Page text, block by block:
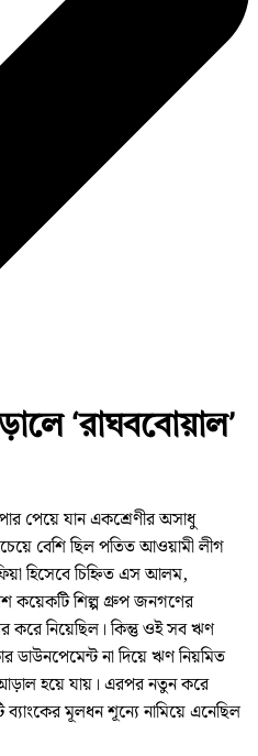
‘রাঘববোয়াল’
পেয়ে যান একশ্রেণীর অসাধু
বেশি ছিল পতিত আওয়ামী লীগ
হিসেবে চিহ্নিত এস আলম,
কয়েকটি শিল্প গ্রুপ জনগণের
করে নিয়েছিল। কিন্তু ওই সব ঋণ
না দিয়ে ঋণ নিয়মিত
হয়ে যায়। এরপর নতুন করে
মূলধন শূন্যে নামিয়ে এনেছিল